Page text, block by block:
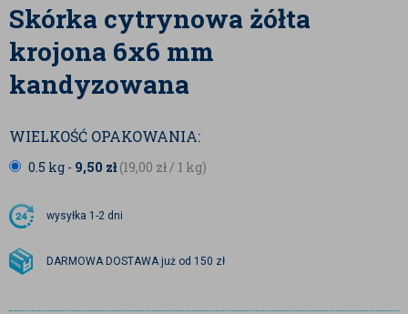
Skórka cytrynowa żółta
krojona 6x6 mm
kandyzowana
WIELKOŚĆ OPAKOWANIA:
0.5 kg - 9,50 zł(19,00 zł / 1 kg)
wysyłka 1-2 dni
DARMOWA DOSTAWA już od 150 zł